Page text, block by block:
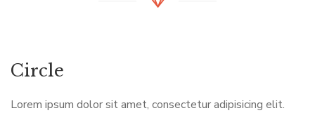
Circle
Lorem ipsum dolor sit amet, consectetur adipisicing elit.